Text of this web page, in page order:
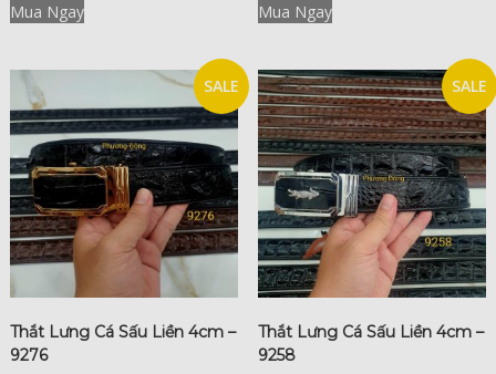
Mua Ngay Mua Ngay
SALE
Thắt Lưng Cá Sấu Liền 4cm –
9276
SALE
Thắt Lưng Cá Sấu Liền 4cm –
9258